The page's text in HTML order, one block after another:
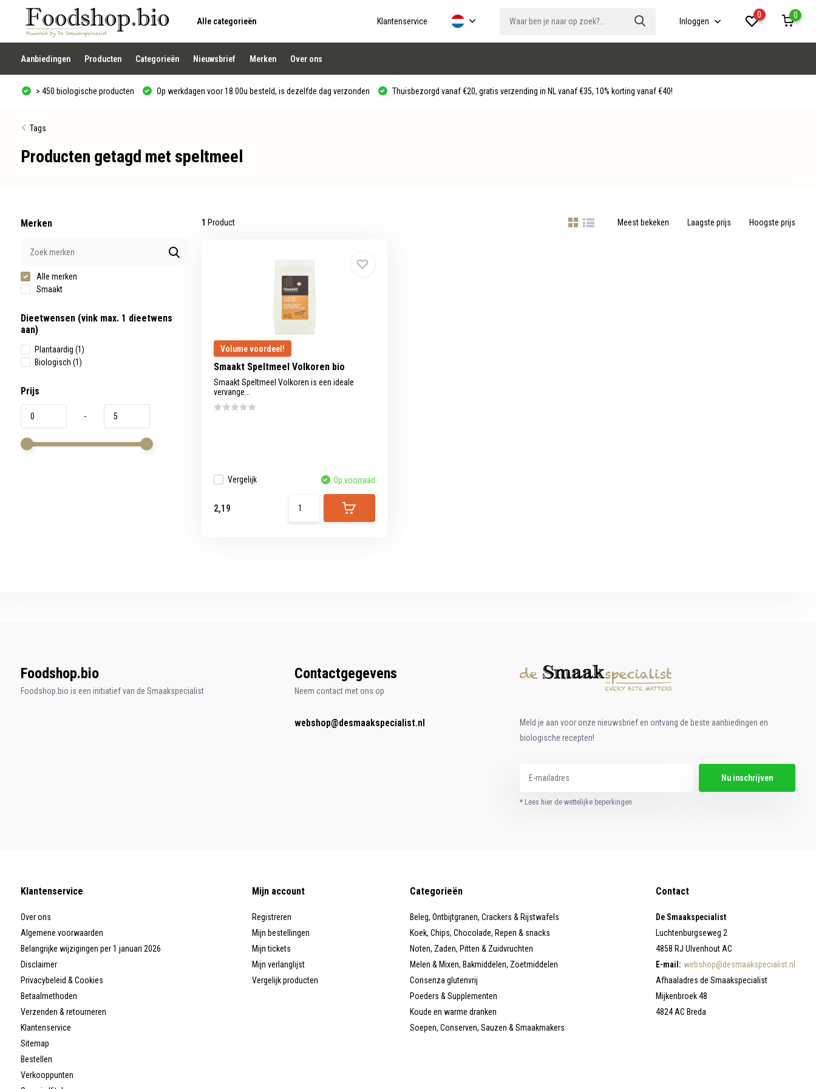
Alle categorieën Klantenservice Inloggen
0
0
Gebruik
de
pijltjes
op
en
neer
een
te
selecteren.
op
Enter
te
gaan.
met
werkt,
kunt
u
en
swipetekens
gebruiken.
Aanbiedingen Producten Categorieën Nieuwsbrief Merken Over ons
> 450 biologische producten Op werkdagen voor 18.00u besteld, is dezelfde dag verzonden Thuisbezorgd vanaf €20, gratis verzending in NL vanaf €35, 10% korting vanaf €40!
Tags
Producten getagd met speltmeel
Merken
Alle merken
Smaakt
Dieetwensen (vink max. 1 dieetwens
aan)
Plantaardig (1)
Biologisch (1)
Prijs
-
1 Product Meest bekeken Laagste prijs Hoogste prijs
Volume voordeel!
Smaakt Speltmeel Volkoren bio
Smaakt Speltmeel Volkoren is een ideale
vervange...
Vergelijk Op voorraad
2,19
Foodshop.bio
Foodshop.bio is een initiatief van de Smaakspecialist
Contactgegevens
Neem contact met ons op
webshop@desmaakspecialist.nl
Meld je aan voor onze nieuwsbrief en ontvang de beste aanbiedingen en
biologische recepten!
Nu inschrijven
* Lees hier de wettelijke beperkingen
Klantenservice
Over ons
Algemene voorwaarden
Belangrijke wijzigingen per 1 januari 2026
Disclaimer
Privacybeleid & Cookies
Betaalmethoden
Verzenden & retourneren
Klantenservice
Sitemap
Bestellen
Verkooppunten
Mijn account
Registreren
Mijn bestellingen
Mijn tickets
Mijn verlanglijst
Vergelijk producten
Categorieën
Beleg, Ontbijtgranen, Crackers & Rijstwafels
Koek, Chips, Chocolade, Repen & snacks
Noten, Zaden, Pitten & Zuidvruchten
Melen & Mixen, Bakmiddelen, Zoetmiddelen
Consenza glutenvrij
Poeders & Supplementen
Koude en warme dranken
Soepen, Conserven, Sauzen & Smaakmakers
Contact
De Smaakspecialist
Luchtenburgseweg 2
4858 RJ Ulvenhout AC
E-mail: webshop@desmaakspecialist.nl
Afhaaladres de Smaakspecialist
Mijkenbroek 48
4824 AC Breda